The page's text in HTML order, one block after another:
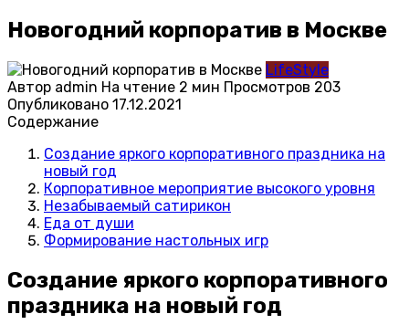
Новогодний корпоратив в Москве
LifeStyle
Автор admin На чтение 2 мин Просмотров 203
Опубликовано 17.12.2021
Содержание
Создание яркого корпоративного праздника на
новый год
Корпоративное мероприятие высокого уровня
Незабываемый сатирикон
Еда от души
Формирование настольных игр
Создание яркого корпоративного
праздника на новый год